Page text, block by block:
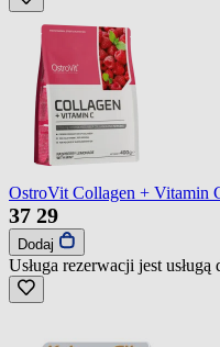
OstroVit Collagen + Vitamin
37 29
Dodaj
Usługa rezerwacji jest usługą